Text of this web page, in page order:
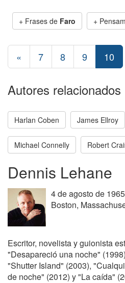
+ Frases de Faro +
« 7 8 9 10
Autores relacionados
Harlan Coben James Ellroy
Michael Connelly Robert
Dennis Lehane
4 de agosto de 1965
Boston,
Escritor, novelista y guionista
"Desapareció una noche"
"Shutter Island" (2003),
de noche" (2012) y "La caída"